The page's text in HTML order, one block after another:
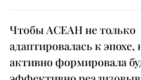
Чтобы АСЕАН не только
адаптировалась к эпохе,
активно формировала